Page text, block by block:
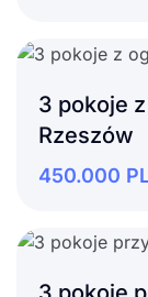
3 pokoje
Rzeszów
450.000